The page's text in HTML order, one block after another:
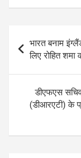
navigation
भारत बनाम
लिए रोहित
डीएफएस
(डीआरएटी) के